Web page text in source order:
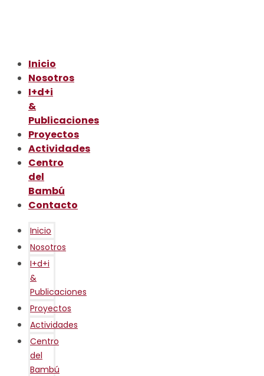
Inicio
Nosotros
I+d+i
&
Publicaciones
Proyectos
Actividades
Centro
del
Bambú
Contacto
Inicio
Nosotros
I+d+i
&
Publicaciones
Proyectos
Actividades
Centro
del
Bambú